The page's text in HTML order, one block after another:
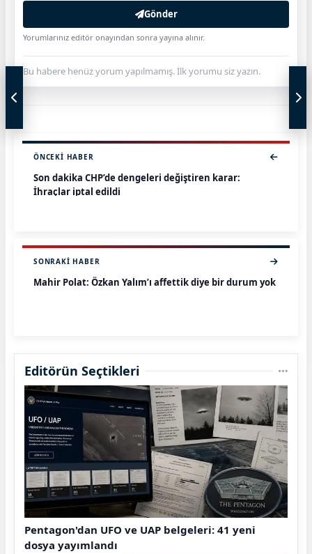
Gönder
Yorumlarınız editör onayından sonra yayına alınır.
Bu habere henüz yorum yapılmamış. İlk yorumu siz yazın.
ÖNCEKI HABER
Son dakika CHP’de dengeleri değiştiren karar:
İhraçlar iptal edildi
SONRAKI HABER
Mahir Polat: Özkan Yalım’ı affettik diye bir durum yok
Editörün Seçtikleri
Pentagon'dan UFO ve UAP belgeleri: 41 yeni
dosya yayımlandı